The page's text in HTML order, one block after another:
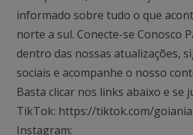
informado sobre tudo o que
norte a sul. Conecte-se Conosco
dentro das nossas atualizações,
sociais e acompanhe o nosso
Basta clicar nos links abaixo e se
TikTok: https://tiktok.com/
Instagram: